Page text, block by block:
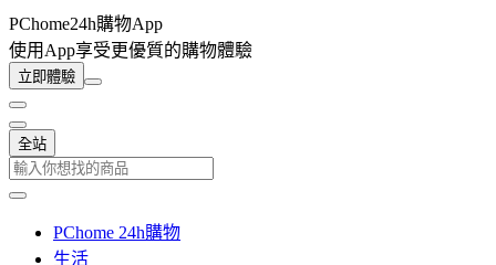
PChome24h購物App
使用App享受更優質的購物體驗
立即體驗
全站
PChome 24h購物
生活